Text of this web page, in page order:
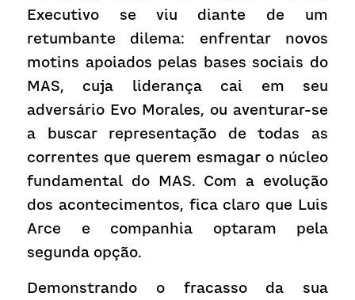
Executivo se viu diante de um
retumbante dilema: enfrentar novos
motins apoiados pelas bases sociais do
MAS, cuja liderança cai em seu
adversário Evo Morales, ou aventurar-se
a buscar representação de todas as
correntes que querem esmagar o núcleo
fundamental do MAS. Com a evolução
dos acontecimentos, fica claro que Luis
Arce e companhia optaram pela
segunda opção.
Demonstrando o fracasso da sua